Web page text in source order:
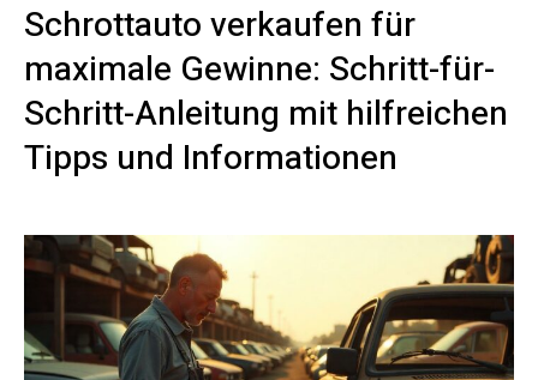
Schrottauto verkaufen für
maximale Gewinne: Schritt-für-
Schritt-Anleitung mit hilfreichen
Tipps und Informationen